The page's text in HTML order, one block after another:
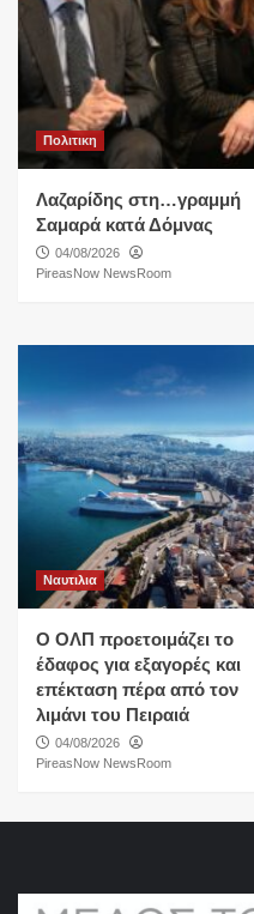
Πολιτικη
Λαζαρίδης στη…γραμμή
Σαμαρά κατά Δόμνας
04/08/2026
PireasNow NewsRoom
Ναυτιλια
O ΟΛΠ προετοιμάζει το
έδαφος για εξαγορές και
επέκταση πέρα από τον
λιμάνι του Πειραιά
04/08/2026
PireasNow NewsRoom